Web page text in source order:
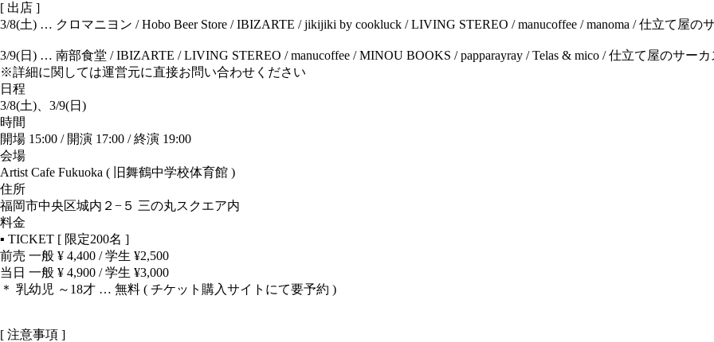
[ 出店 ]
3/8(土) … クロマニヨン / Hobo Beer Store / IBIZARTE / jikijiki by cookluck / LIVING STEREO / manucoffee / manoma / 仕立て屋の
3/9(日) … 南部食堂 / IBIZARTE / LIVING STEREO / manucoffee / MINOU BOOKS / papparayray / Telas & mico / 仕立て屋のサーカ
※詳細に関しては運営元に直接お問い合わせください
日程
3/8(土)、3/9(日)
時間
開場 15:00 / 開演 17:00 / 終演 19:00
会場
Artist Cafe Fukuoka ( 旧舞鶴中学校体育館 )
住所
福岡市中央区城内２−５ 三の丸スクエア内
料金
▪︎ TICKET [ 限定200名 ]
前売 一般 ¥ 4,400 / 学生 ¥2,500
当日 一般 ¥ 4,900 / 学生 ¥3,000
＊ 乳幼児 ～18才 … 無料 ( チケット購入サイトにて要予約 )
[ 注意事項 ]